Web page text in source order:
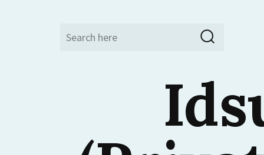
Search